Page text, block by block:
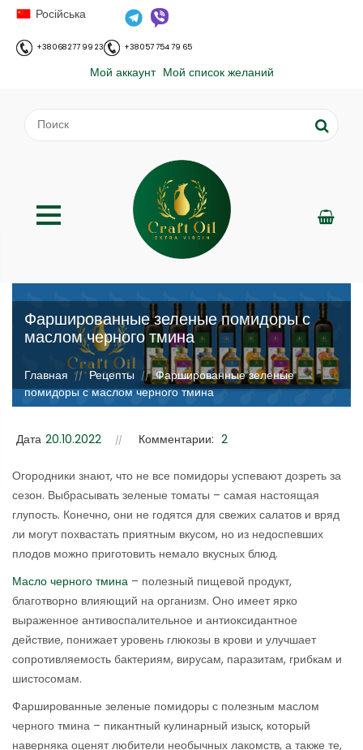
Російська
+38 068 277 99 23 +38 057 754 79 65
Мой аккаунт Мой список желаний
Фаршированные зеленые помидоры с
маслом черного тмина
;
Главная // Рецепты // Фаршированные зеленые
помидоры с маслом черного тмина
Дата 20.10.2022 Комментарии: 2
Огородники знают, что не все помидоры успевают дозреть за
сезон. Выбрасывать зеленые томаты – самая настоящая
глупость. Конечно, они не годятся для свежих салатов и вряд
ли могут похвастать приятным вкусом, но из недоспевших
плодов можно приготовить немало вкусных блюд.
Масло черного тмина – полезный пищевой продукт,
благотворно влияющий на организм. Оно имеет ярко
выраженное антивоспалительное и антиоксидантное
действие, понижает уровень глюкозы в крови и улучшает
сопротивляемость бактериям, вирусам, паразитам, грибкам и
шистосомам.
Фаршированные зеленые помидоры с полезным маслом
черного тмина – пикантный кулинарный изыск, который
наверняка оценят любители необычных лакомств, а также те,